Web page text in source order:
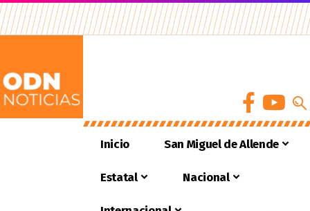
Inicio San Miguel de Allende
Estatal Nacional